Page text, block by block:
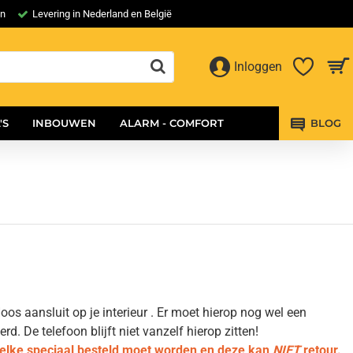
Levering in Nederland en België
Inloggen
INBOUWEN ALARM - COMFORT BLOG
aansluit op je interieur . Er moet hierop nog wel een
De telefoon blijft niet vanzelf hierop zitten!